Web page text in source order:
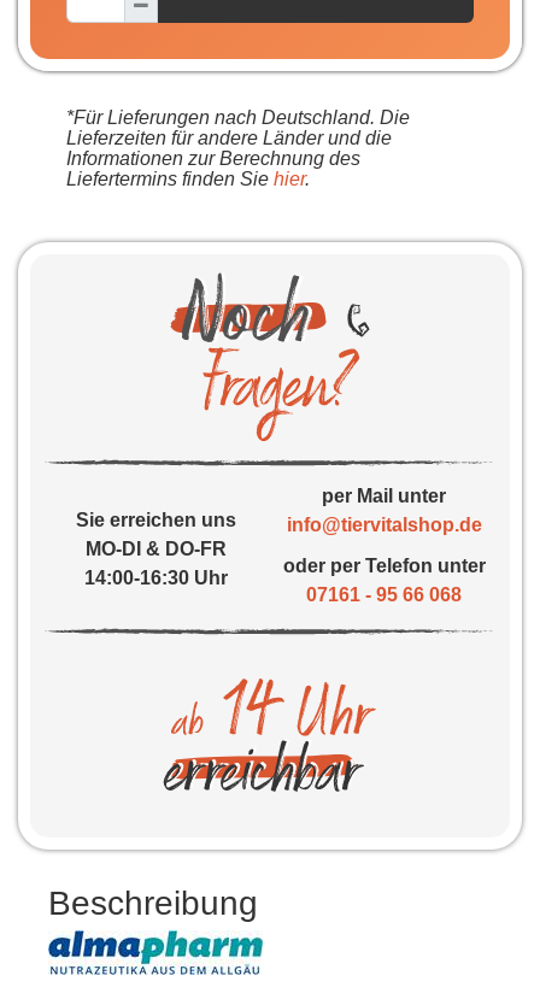
*Für Lieferungen nach Deutschland. Die
Lieferzeiten für andere Länder und die
Informationen zur Berechnung des
Liefertermins finden Sie hier.
Sie erreichen uns
MO-DI & DO-FR
14:00-16:30 Uhr
per Mail unter
info@tiervitalshop.de
oder per Telefon unter
07161 - 95 66 068
Beschreibung